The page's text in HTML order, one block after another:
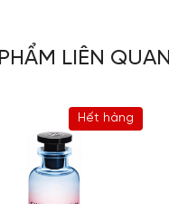
LIÊN QUAN
Hết hàng